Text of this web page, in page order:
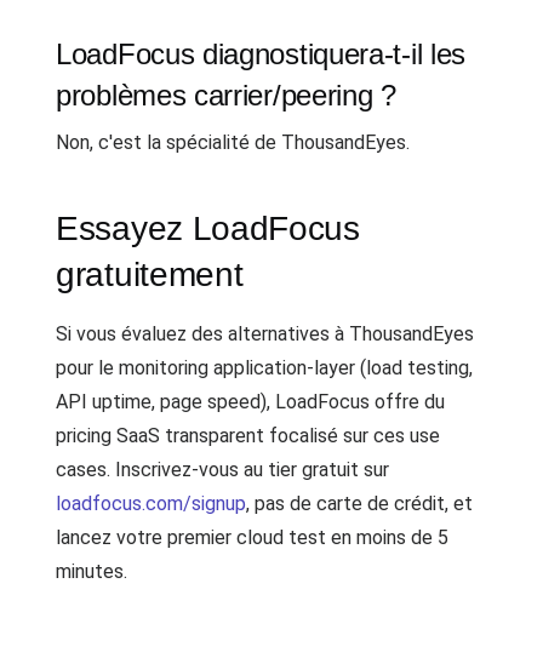
LoadFocus diagnostiquera-t-il les
problèmes carrier/peering ?
Non, c'est la spécialité de ThousandEyes.
Essayez LoadFocus
gratuitement
Si vous évaluez des alternatives à ThousandEyes
pour le monitoring application-layer (load testing,
API uptime, page speed), LoadFocus offre du
pricing SaaS transparent focalisé sur ces use
cases. Inscrivez-vous au tier gratuit sur
loadfocus.com/signup, pas de carte de crédit, et
lancez votre premier cloud test en moins de 5
minutes.